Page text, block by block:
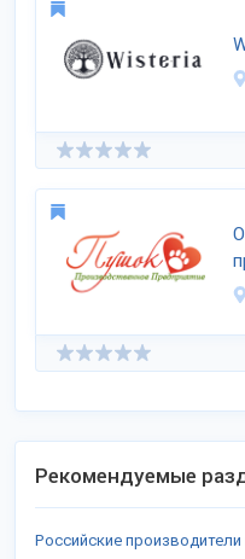
Рекомендуемые
Российские